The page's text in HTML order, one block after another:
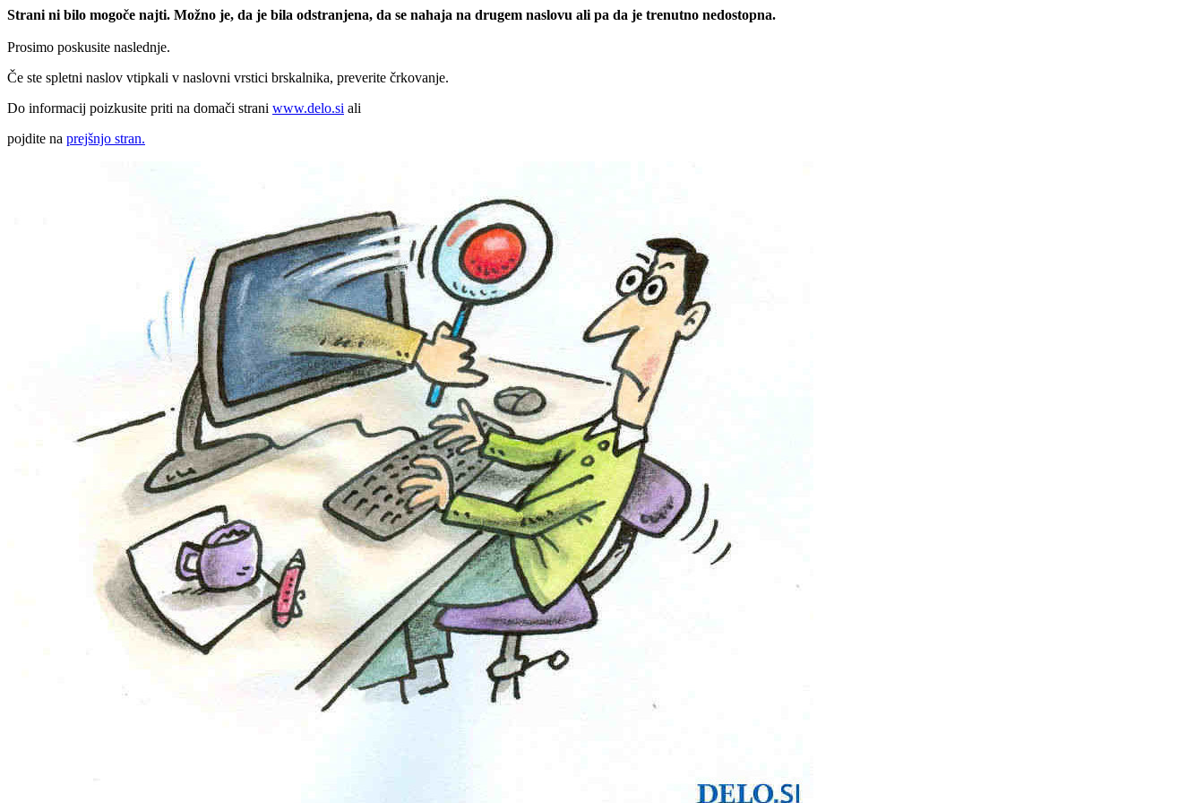
Strani ni bilo mogoče najti. Možno je, da je bila odstranjena, da se nahaja na drugem naslovu ali pa da je trenutno nedostopna.
Prosimo poskusite naslednje.
Če ste spletni naslov vtipkali v naslovni vrstici brskalnika, preverite črkovanje.
Do informacij poizkusite priti na domači strani www.delo.si ali
pojdite na prejšnjo stran.